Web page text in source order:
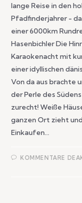
lange Reise in den
Pfadfinderjahrer -
einer 6000km
Hasenbichler Die
Karaokenacht mit
einer idyllischen
Von da aus brachte
der Perle des
zurecht! Weiße
ganzen Ort zieht
Einkaufen…
KOMMENTARE